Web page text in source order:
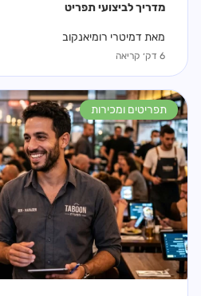
מדריך לביצועי תפריט
מאת דמיטרי רומיאנקוב
6 דק׳ קריאה
תפריטים ומכירות